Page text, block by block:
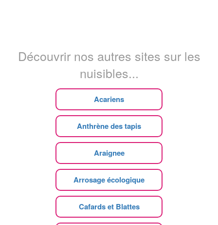
Découvrir nos autres sites sur les
nuisibles...
Acariens
Anthrène des tapis
Araignee
Arrosage écologique
Cafards et Blattes